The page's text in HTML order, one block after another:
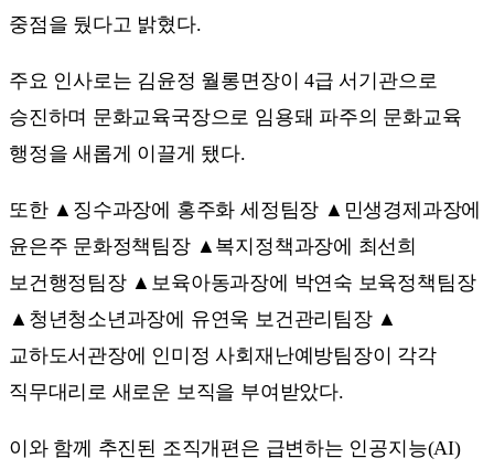
중점을 뒀다고 밝혔다.
주요 인사로는 김윤정 월롱면장이 4급 서기관으로
승진하며 문화교육국장으로 임용돼 파주의 문화교육
행정을 새롭게 이끌게 됐다.
또한 ▲징수과장에 홍주화 세정팀장 ▲민생경제과장에
윤은주 문화정책팀장 ▲복지정책과장에 최선희
보건행정팀장 ▲보육아동과장에 박연숙 보육정책팀장
▲청년청소년과장에 유연욱 보건관리팀장 ▲
교하도서관장에 인미정 사회재난예방팀장이 각각
직무대리로 새로운 보직을 부여받았다.
이와 함께 추진된 조직개편은 급변하는 인공지능(AI)